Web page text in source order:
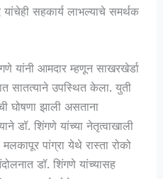
सहकार्य लाभल्याचे समर्थक
यांनी आमदार म्हणून साखरखेर्डा
सातत्याने उपस्थित केला. युती
घोषणा झाली असताना
डॉ. शिंगणे यांच्या नेतृत्वाखाली
पांग्रा येथे रास्ता रोको
डॉ. शिंगणे यांच्यासह